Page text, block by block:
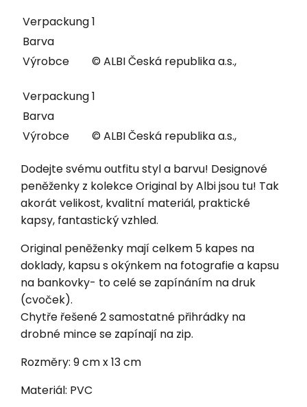
Verpackung1
Barva
Výrobce
© ALBI Česká republika a.s.,
Verpackung1
Barva
Výrobce
© ALBI Česká republika a.s.,
Dodejte svému outfitu styl a barvu! Designové
peněženky z kolekce Original by Albi jsou tu! Tak
akorát velikost, kvalitní materiál, praktické
kapsy, fantastický vzhled.
Original peněženky mají celkem 5 kapes na
doklady, kapsu s okýnkem na fotografie a kapsu
na bankovky- to celé se zapínáním na druk
(cvoček).
Chytře řešené 2 samostatné přihrádky na
drobné mince se zapínají na zip.
Rozměry: 9 cm x 13 cm
Materiál: PVC